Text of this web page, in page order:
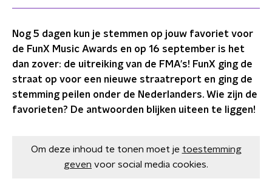
Nog 5 dagen kun je stemmen op jouw favoriet voor
de FunX Music Awards en op 16 september is het
dan zover: de uitreiking van de FMA's! FunX ging de
straat op voor een nieuwe straatreport en ging de
stemming peilen onder de Nederlanders. Wie zijn de
favorieten? De antwoorden blijken uiteen te liggen!
Om deze inhoud te tonen moet je toestemming
geven voor social media cookies.